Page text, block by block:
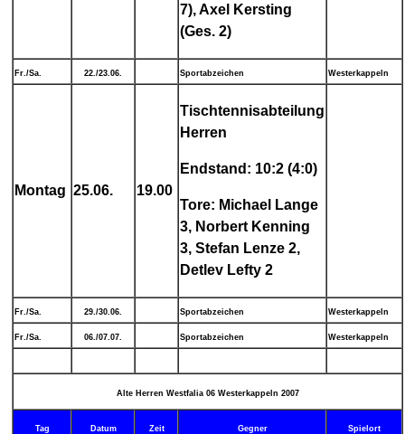
7), Axel Kersting
(Ges. 2)
Fr./Sa. 22./23.06. Sportabzeichen Westerkappeln
Montag 25.06. 19.00
Tischtennisabteilung
Herren
Endstand: 10:2 (4:0)
Tore: Michael Lange
3, Norbert Kenning
3, Stefan Lenze 2,
Detlev Lefty 2
Fr./Sa. 29./30.06. Sportabzeichen Westerkappeln
Fr./Sa. 06./07.07. Sportabzeichen Westerkappeln
Alte Herren Westfalia 06 Westerkappeln 2007
Tag Datum Zeit Gegner Spielort